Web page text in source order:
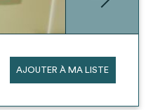
AJOUTER À MA LISTE